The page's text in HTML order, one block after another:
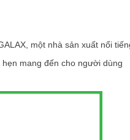
một nhà sản xuất nổi
mang đến cho người dùng